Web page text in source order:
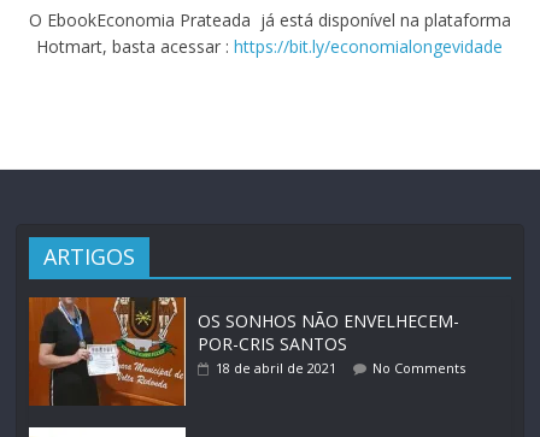
O EbookEconomia Prateada já está disponível na plataforma
Hotmart, basta acessar :https://bit.ly/economialongevidade
ARTIGOS
OS SONHOS NÃO ENVELHECEM-
POR-CRIS SANTOS
18 de abril de 2021 No Comments